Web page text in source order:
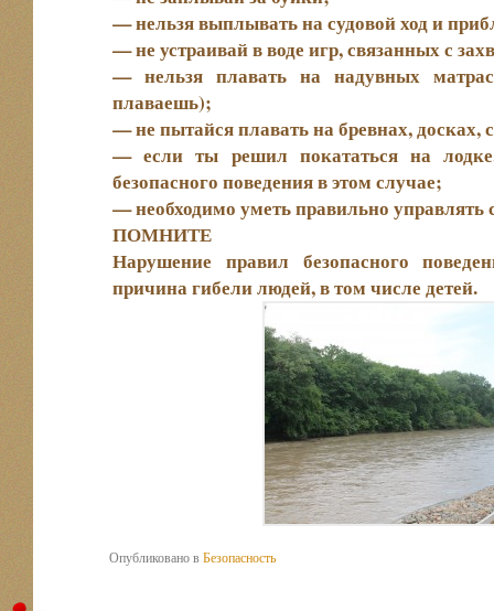
— нельзя выплывать на судовой ход и
— не устраивай в воде игр, связанных с
— нельзя плавать на надувных
плаваешь);
— не пытайся плавать на бревнах, досках,
— если ты решил покататься на
безопасного поведения в этом случае;
— необходимо уметь правильно
ПОМНИТЕ
Нарушение правил безопасного
причина гибели людей, в том числе детей.
Опубликовано вБезопасность